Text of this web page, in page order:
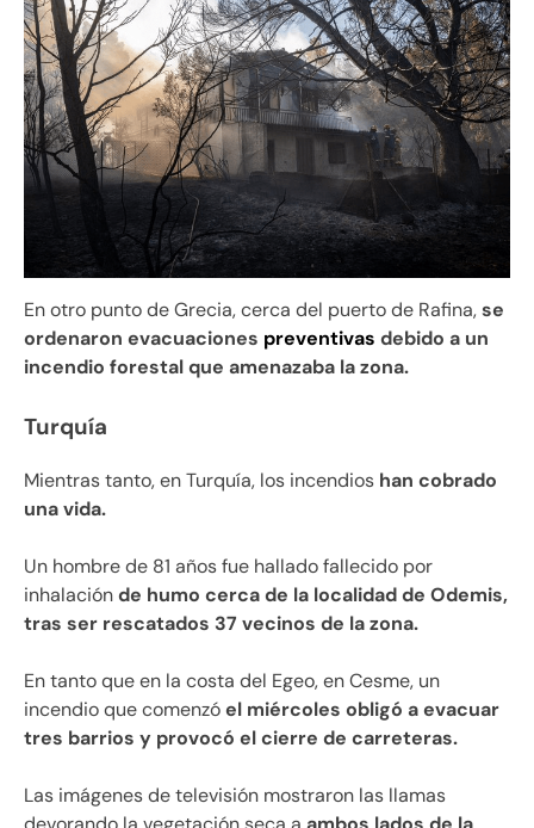
En otro punto de Grecia, cerca del puerto de Rafina,se
ordenaron evacuaciones preventivas debido a un
incendio forestal que amenazaba la zona.
Turquía
Mientras tanto, en Turquía, los incendios han cobrado
una vida.
Un hombre de 81 años fue hallado fallecido por
inhalaciónde humo cerca de la localidad de Odemis,
tras ser rescatados 37 vecinos de la zona.
En tanto que en la costa del Egeo, en Cesme, un
incendio que comenzóel miércoles obligó a evacuar
tres barrios y provocó el cierre de carreteras.
Las imágenes de televisión mostraron las llamas